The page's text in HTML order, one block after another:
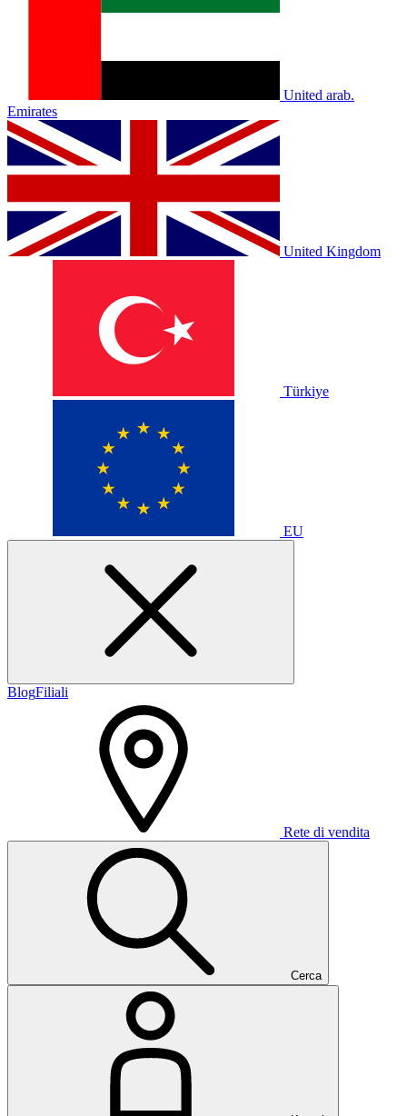
United arab.
Emirates
United Kingdom
Türkiye
EU
BlogFiliali
Rete di vendita
Cerca